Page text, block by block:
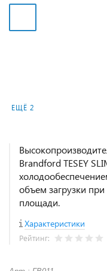
ЕЩЁ 2
Brandford TESEY
объем загрузки
площади.
Характеристики
Рейтинг: